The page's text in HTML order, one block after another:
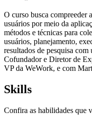
O curso busca compreeder
usuários por meio da
métodos e técnicas para
usuários, planejamento,
resultados de pesquisa
Cofundador e Diretor de
VP da WeWork, e com
Skills
Confira as habilidades que